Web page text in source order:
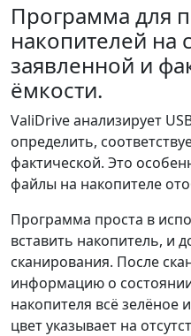
Программа для
накопителей на
заявленной и
ёмкости.
ValiDrive анализирует
определить,
фактической. Это
файлы на накопителе
Программа проста в
вставить накопитель, и
сканирования. После
информацию о
накопителя всё зелёное
цвет указывает на